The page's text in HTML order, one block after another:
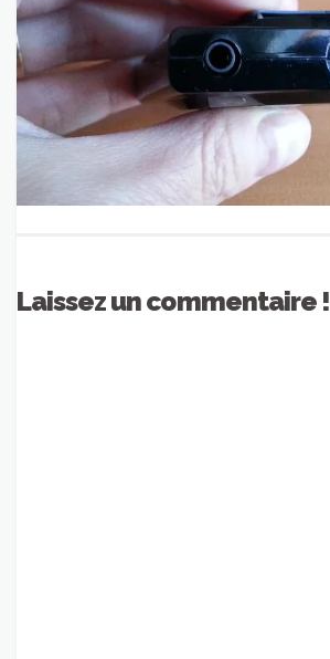
Laissez un commentaire !